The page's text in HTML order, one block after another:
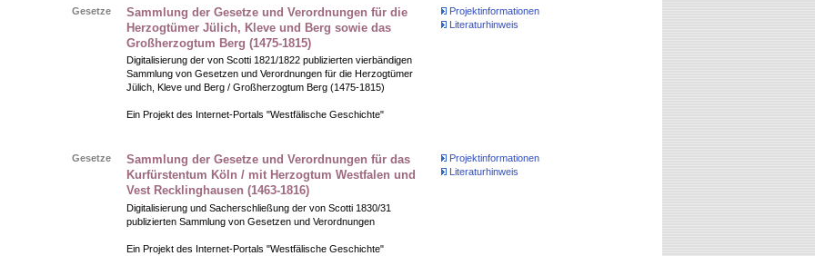
Gesetze
Sammlung der Gesetze und Verordnungen für die
Herzogtümer Jülich, Kleve und Berg sowie das
Großherzogtum Berg (1475-1815)
Digitalisierung der von Scotti 1821/1822 publizierten vierbändigen
Sammlung von Gesetzen und Verordnungen für die Herzogtümer
Jülich, Kleve und Berg / Großherzogtum Berg (1475-1815)
Ein Projekt des Internet-Portals "Westfälische Geschichte"
Projektinformationen
Literaturhinweis
Gesetze
Sammlung der Gesetze und Verordnungen für das
Kurfürstentum Köln / mit Herzogtum Westfalen und
Vest Recklinghausen (1463-1816)
Digitalisierung und Sacherschließung der von Scotti 1830/31
publizierten Sammlung von Gesetzen und Verordnungen
Ein Projekt des Internet-Portals "Westfälische Geschichte"
Projektinformationen
Literaturhinweis